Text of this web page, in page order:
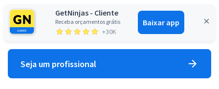
GetNinjas - Cliente
Receba orçamentos grátis
+30K
Baixar app
Entrar
Seja um profissional